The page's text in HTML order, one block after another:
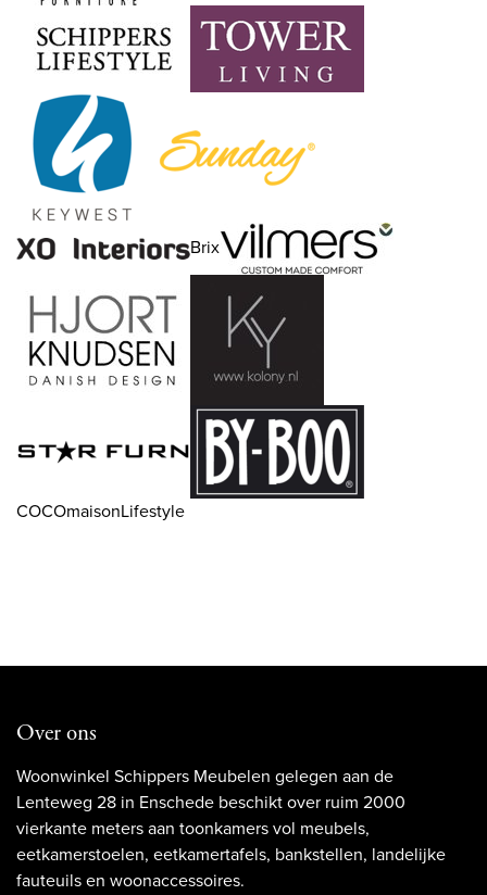
Brix
COCOmaisonLifestyle
Over ons
Woonwinkel Schippers Meubelen gelegen aan de
Lenteweg 28 in Enschede beschikt over ruim 2000
vierkante meters aan toonkamers vol meubels,
eetkamerstoelen, eetkamertafels, bankstellen, landelijke
fauteuils en woonaccessoires.